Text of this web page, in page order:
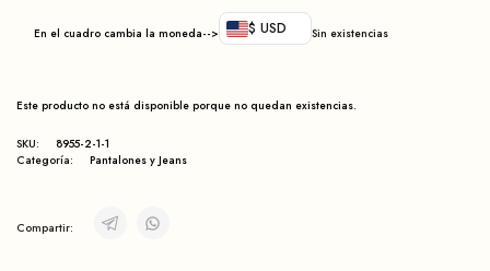
En el cuadro cambia la moneda--> $ USD Sin existencias
Este producto no está disponible porque no quedan existencias.
SKU:
8955-2-1-1
Categoría:
Pantalones y Jeans
Compartir: